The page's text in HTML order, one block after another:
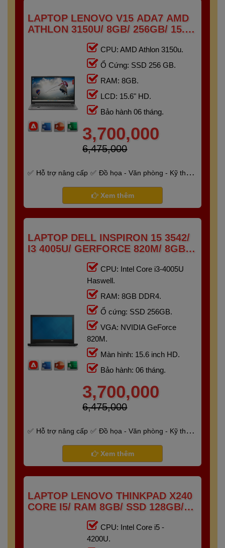
LAPTOP LENOVO V15 ADA7 AMD
ATHLON 3150U/ 8GB/ 256GB/ 15.6"
CPU: AMD Athlon 3150u.
Ổ Cứng: SSD 256 GB.
RAM: 8GB.
LCD: 15.6" HD.
Bảo hành 06 tháng.
3,700,000
6,475,000
Hỗ trợ nâng cấp
Đồ họa - Văn phòng - Kỹ thuật
Bảo hành 6 tháng
Xem thêm
LAPTOP DELL INSPIRON 15 3542/
I3 4005U/ GERFORCE 820M/ 8GB/
256GB/ 15.6" HD
CPU: Intel Core i3-4005U
Haswell.
RAM: 8GB DDR4.
Ổ cứng: SSD 256GB.
VGA: NVIDIA GeForce
820M.
Màn hình: 15.6 inch HD.
Bảo hành: 06 tháng.
3,700,000
6,475,000
Hỗ trợ nâng cấp
Đồ họa - Văn phòng - Kỹ thuật
Bảo hành 6 tháng
Xem thêm
LAPTOP LENOVO THINKPAD X240
CORE I5/ RAM 8GB/ SSD 128GB/
CPU: Intel Core i5 -
4200U.